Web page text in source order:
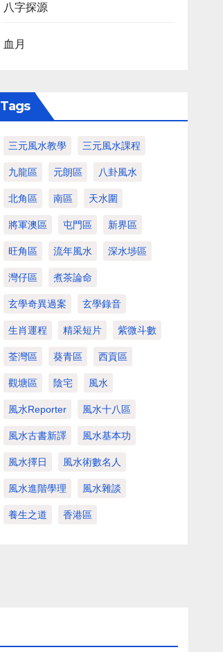
八字探源
血月
Tags
三元風水教學 三元風水課程
九龍區 元朗區 八卦風水
北角區 南區 天水圍
將軍澳區 屯門區 新界區
旺角區 流年風水 深水埗區
灣仔區 煮茶論命
玄學奇異過案 玄學錄音
生肖運程 精采短片 紫微斗數
荃灣區 葵青區 西貢區
觀塘區 陰宅 風水
風水Reporter 風水十八區
風水古書新譯 風水基本功
風水擇日 風水術數名人
風水進階學理 風水雜談
養生之道 香港區